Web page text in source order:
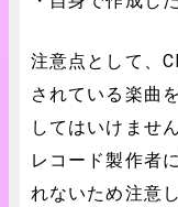
注意点として、
されている楽曲
してはいけませ
レコード製作者
れないため注意